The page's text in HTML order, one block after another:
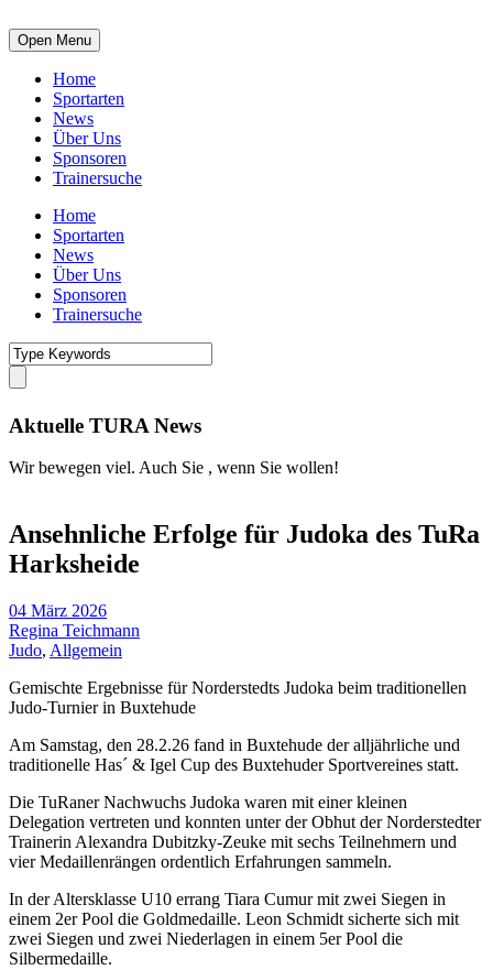
Open Menu
Home
Sportarten
News
Über Uns
Sponsoren
Trainersuche
Home
Sportarten
News
Über Uns
Sponsoren
Trainersuche
Aktuelle TURA News
Wir bewegen viel. Auch Sie , wenn Sie wollen!
Ansehnliche Erfolge für Judoka des TuRa
Harksheide
04 März 2026
Regina Teichmann
Judo, Allgemein
Gemischte Ergebnisse für Norderstedts Judoka beim traditionellen
Judo-Turnier in Buxtehude
Am Samstag, den 28.2.26 fand in Buxtehude der alljährliche und
traditionelle Has´ & Igel Cup des Buxtehuder Sportvereines statt.
Die TuRaner Nachwuchs Judoka waren mit einer kleinen
Delegation vertreten und konnten unter der Obhut der Norderstedter
Trainerin Alexandra Dubitzky-Zeuke mit sechs Teilnehmern und
vier Medaillenrängen ordentlich Erfahrungen sammeln.
In der Altersklasse U10 errang Tiara Cumur mit zwei Siegen in
einem 2er Pool die Goldmedaille. Leon Schmidt sicherte sich mit
zwei Siegen und zwei Niederlagen in einem 5er Pool die
Silbermedaille.